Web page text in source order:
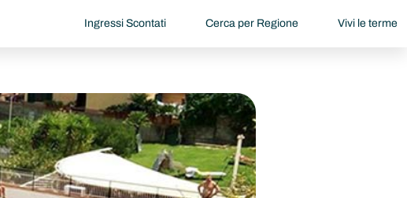
Ingressi Scontati Cerca per Regione Vivi le terme